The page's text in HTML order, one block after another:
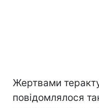
Жертвами
повідомлялося